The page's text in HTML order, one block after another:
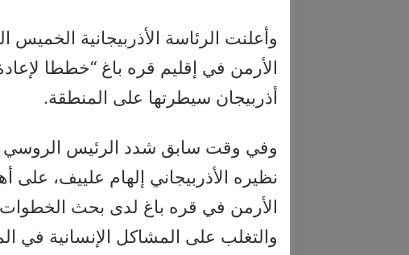
وأعلنت الرئاسة الأذربيجانية
الأرمن في إقليم قره باغ “خططا
أذربيجان سيطرتها على المنطقة.
وفي وقت سابق شدد الرئيس الروسي
نظيره الأذربيجاني إلهام علييف،
الأرمن في قره باغ لدى بحث الخطوات
والتغلب على المشاكل الإنسانية في